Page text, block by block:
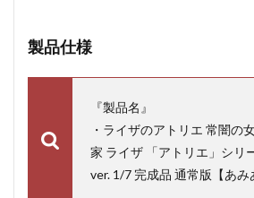
製品仕様
『製品名』
・ライザのアトリエ 常闇の
家 ライザ 「アトリエ」シリ
ver. 1/7 完成品 通常版【あみ